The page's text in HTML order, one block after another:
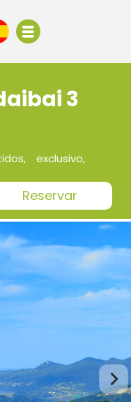
3
exclusivo,
Reservar